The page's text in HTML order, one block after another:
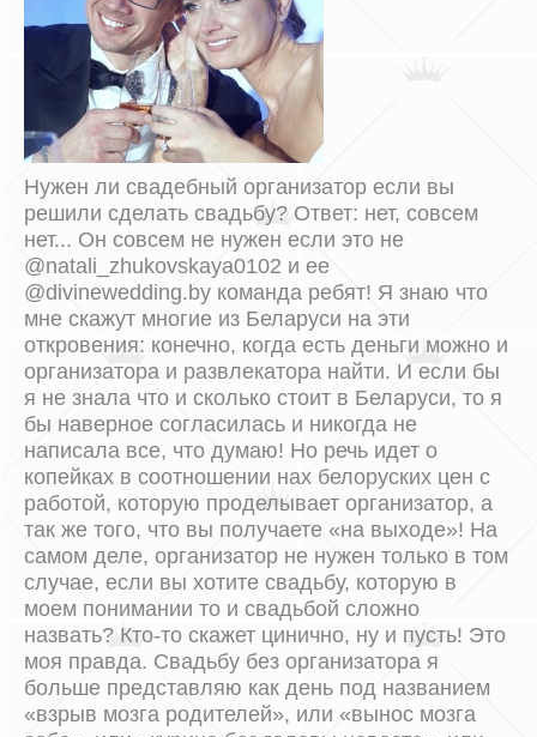
Нужен ли свадебный организатор если вы
решили сделать свадьбу? Ответ: нет, совсем
нет... Он совсем не нужен если это не
@natali_zhukovskaya0102 и ее
@divinewedding.by команда ребят! Я знаю что
мне скажут многие из Беларуси на эти
откровения: конечно, когда есть деньги можно и
организатора и развлекатора найти. И если бы
я не знала что и сколько стоит в Беларуси, то я
бы наверное согласилась и никогда не
написала все, что думаю! Но речь идет о
копейках в соотношении нах белоруских цен с
работой, которую проделывает организатор, а
так же того, что вы получаете «на выходе»! На
самом деле, организатор не нужен только в том
случае, если вы хотите свадьбу, которую в
моем понимании то и свадьбой сложно
назвать? Кто-то скажет цинично, ну и пусть! Это
моя правда. Свадьбу без организатора я
больше представляю как день под названием
«взрыв мозга родителей», или «вынос мозга